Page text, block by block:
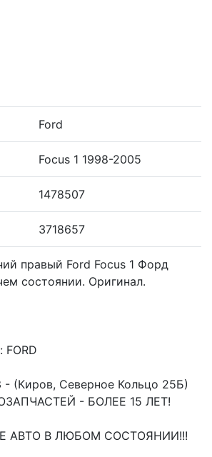
Ford
Focus 1 1998-2005
1478507
3718657
правый Ford Focus 1 Форд
состоянии. Оригинал.
FORD
(Киров, Северное Кольцо 25Б)
- БОЛЕЕ 15 ЛЕТ!
АВТО В ЛЮБОМ СОСТОЯНИИ!!!